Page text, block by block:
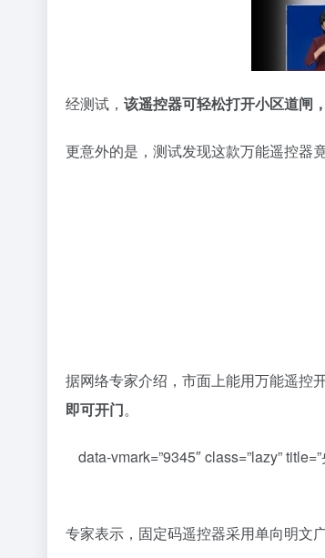
经测试， 该遥控器可轻松打开小区道闸
更意外的是，测试发现这款万能遥控器
据网络专家介绍，市面上能用万能遥控
即可开门。
data-vmark=”9345″ class=”lazy”
专家表示，固定码遥控器采用单向明文